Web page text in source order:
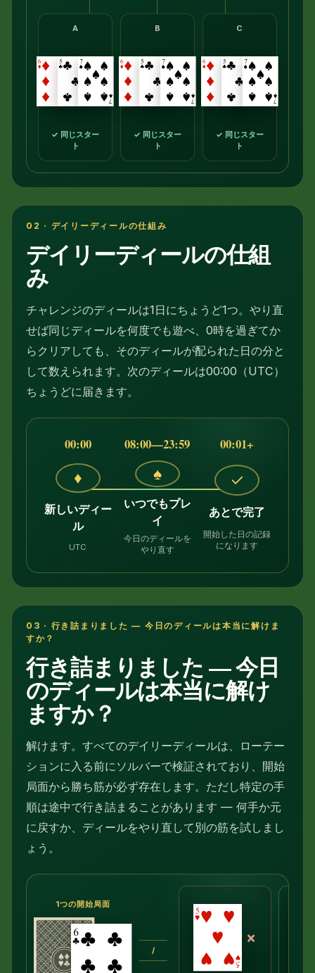
A
✓ 同じスター
ト
B
✓ 同じスター
ト
C
✓ 同じスター
ト
02 · デイリーディールの仕組み
デイリーディールの仕組
み
チャレンジのディールは1日にちょうど1つ。やり直
せば同じディールを何度でも遊べ、0時を過ぎてか
らクリアしても、そのディールが配られた日の分と
して数えられます。次のディールは00:00（UTC）
ちょうどに届きます。
00:00
♦
新しいディー
ル
UTC
08:00—23:59
♠
いつでもプレ
イ
今日のディールを
やり直す
00:01+
✓
あとで完了
開始した日の記録
になります
03 · 行き詰まりました — 今日のディールは本当に解けま
すか？
行き詰まりました — 今日
のディールは本当に解け
ますか？
解けます。すべてのデイリーディールは、ローテー
ションに入る前にソルバーで検証されており、開始
局面から勝ち筋が必ず存在します。ただし特定の手
順は途中で行き詰まることがあります — 何手か元
に戻すか、ディールをやり直して別の筋を試しまし
ょう。
1つの開始局面
/
×